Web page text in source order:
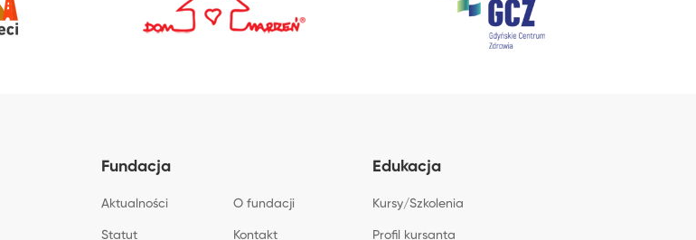
Fundacja
Aktualności O fundacji
Statut Kontakt
Edukacja
Kursy/Szkolenia
Profil kursanta